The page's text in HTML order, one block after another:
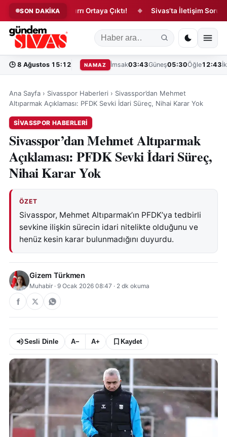
SON DAKİKA
Zara Balının Sırrı Ortaya Çıktı! ◆ Sivas’ta İletişim Sorunu
🕒 8 Ağustos 15:12 NAMAZ İmsak03:43Güneş05:30Öğle12:43
Ana Sayfa › Sivasspor Haberleri › Sivasspor’dan Mehmet
Altıparmak Açıklaması: PFDK Sevki İdari Süreç, Nihai Karar Yok
SIVASSPOR HABERLERI
Sivasspor’dan Mehmet Altıparmak
Açıklaması: PFDK Sevki İdari Süreç,
Nihai Karar Yok
ÖZET
Sivasspor, Mehmet Altıparmak’ın PFDK’ya tedbirli
sevkine ilişkin sürecin idari nitelikte olduğunu ve
henüz kesin karar bulunmadığını duyurdu.
Gizem Türkmen
Muhabir · 9 Ocak 2026 08:47 · 2 dk okuma
Sesli Dinle A− A+ Kaydet